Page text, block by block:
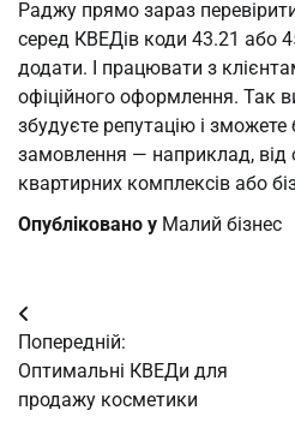
Раджу прямо зараз
серед КВЕДів коди 43.21 або
додати. І працювати з
офіційного оформлення. Так
збудуєте репутацію і зможете
замовлення — наприклад, від
квартирних комплексів або
Опубліковано у Малий бізнес
Навігація
записів
Попередній:
Оптимальні КВЕДи для
продажу косметики